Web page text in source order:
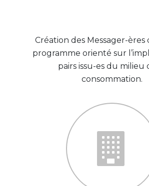
Création des Messager-ères
programme orienté sur
pairs issu-es du milieu
consommation.